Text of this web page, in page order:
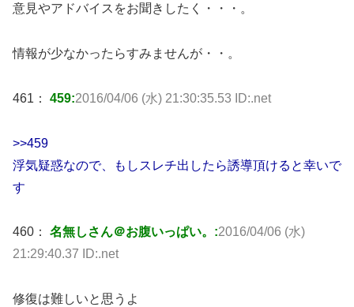
意見やアドバイスをお聞きしたく・・・。
情報が少なかったらすみませんが・・。
461： 459:2016/04/06 (水) 21:30:35.53 ID:.net
>>459
浮気疑惑なので、もしスレチ出したら誘導頂けると幸いで
す
460： 名無しさん＠お腹いっぱい。:2016/04/06 (水)
21:29:40.37 ID:.net
修復は難しいと思うよ